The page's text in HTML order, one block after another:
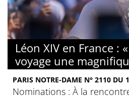
Léon XIV en France :
voyage une
PARIS NOTRE-DAME N° 2110 DU
Nominations : À la